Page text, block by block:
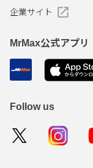
企業サイト
MrMax公式アプリ
Follow us